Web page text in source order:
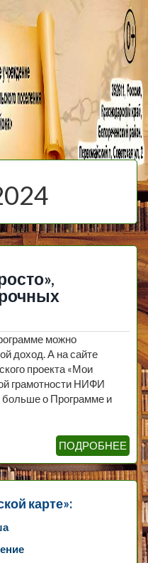
можно
доход. А на сайте
проекта «Мои
грамотности НИФИ
о Программе и
ПОДРОБНЕЕ
карте»: